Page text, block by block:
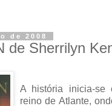
de 2008
de Sherrilyn
A história inicia-se
reino de Atlante,